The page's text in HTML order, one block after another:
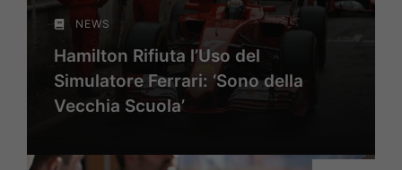
NEWS
Hamilton Rifiuta l’Uso del
Simulatore Ferrari: ‘Sono della
Vecchia Scuola’